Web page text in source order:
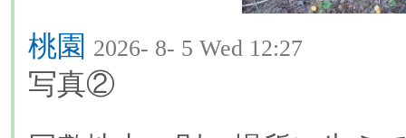
桃園 2026- 8- 5 Wed 12:27
写真②